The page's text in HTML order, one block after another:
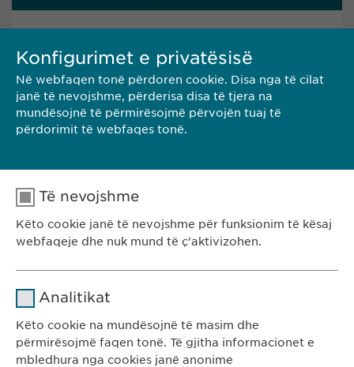
Rr. Gazmend Zajmi 59
10000 Prishtinë, Kosovë
Tel. +383 48 301 300
e-mail:info@ewopharma-ks.com
e-mail:pharmacovigilance@
Konfigurimet e privatësisë
Në webfaqen tonë përdoren cookie. Disa nga të cilat
janë të nevojshme, përderisa disa të tjera na
mundësojnë të përmirësojmë përvojën tuaj të
përdorimit të webfaqes tonë.
Të nevojshme
Këto cookie janë të nevojshme për funksionim të kësaj
webfaqeje dhe nuk mund të ç'aktivizohen.
Kohëzgjatja 1 vit
Analitikat
Këto cookie na mundësojnë të masim dhe
përmirësojmë faqen tonë. Të gjitha informacionet e
mbledhura nga cookies janë anonime